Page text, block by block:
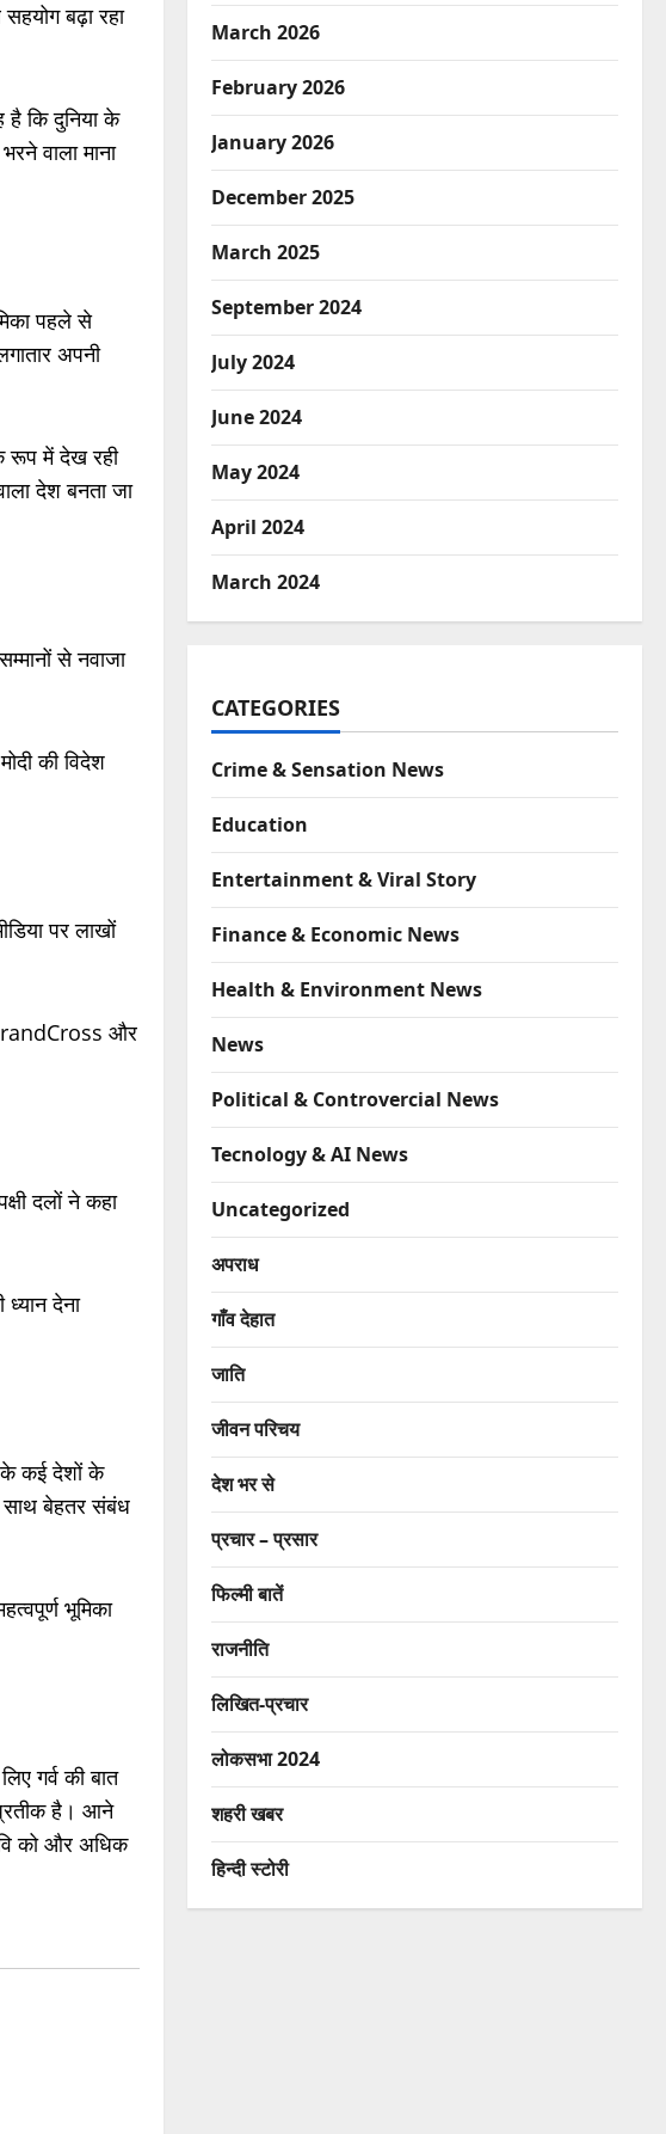
बढ़ा रहा
है कि दुनिया के
वाला माना
पहले से
अपनी
रूप में देख रही
देश बनता जा
से नवाजा
की विदेश
पर लाखों
और
दलों ने कहा
देना
के कई देशों के
साथ बेहतर संबंध
भूमिका
गर्व की बात
है। आने
को और अधिक
March 2026
February 2026
January 2026
December 2025
March 2025
September 2024
July 2024
June 2024
May 2024
April 2024
March 2024
CATEGORIES
Crime & Sensation News
Education
Entertainment & Viral Story
Finance & Economic News
Health & Environment News
News
Political & Controvercial News
Tecnology & AI News
Uncategorized
अपराध
गाँव देहात
जाति
जीवन परिचय
देश भर से
प्रचार – प्रसार
फिल्मी बातें
राजनीति
लिखित-प्रचार
लोकसभा 2024
शहरी खबर
हिन्दी स्टोरी